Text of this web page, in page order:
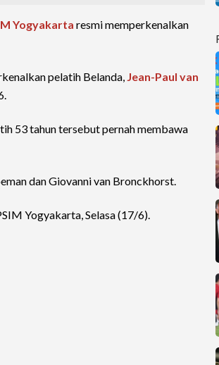
Yogyakarta resmi memperkenalkan
pelatih Belanda, Jean-Paul van
53 tahun tersebut pernah membawa
dan Giovanni van Bronckhorst.
Yogyakarta, Selasa (17/6).